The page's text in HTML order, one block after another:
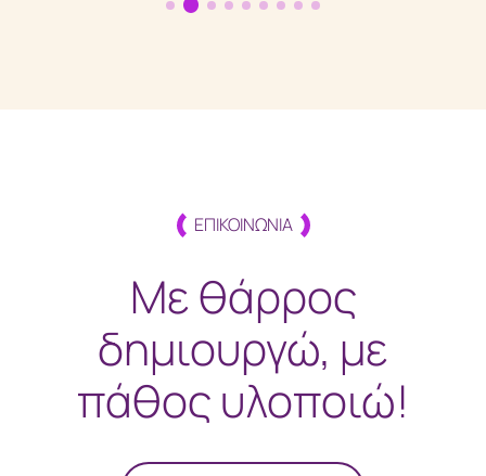
ΕΠΙΚΟΙΝΩΝΙΑ
Με θάρρος
δημιουργώ, με
πάθος υλοποιώ!